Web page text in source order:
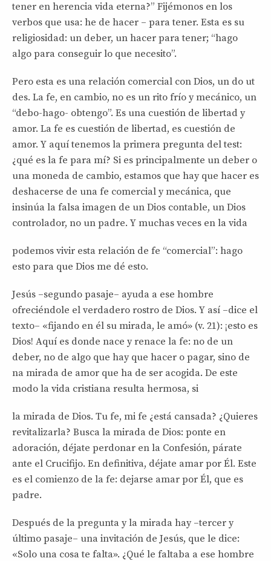
tener en herencia vida eterna?” Fijémonos en los
verbos que usa: he de hacer – para tener. Esta es su
religiosidad: un deber, un hacer para tener; “hago
algo para conseguir lo que necesito”.
Pero esta es una relación comercial con Dios, un do ut
des. La fe, en cambio, no es un rito frío y mecánico, un
“debo-hago- obtengo”. Es una cuestión de libertad y
amor. La fe es cuestión de libertad, es cuestión de
amor. Y aquí tenemos la primera pregunta del test:
¿qué es la fe para mí? Si es principalmente un deber o
una moneda de cambio, estamos que hay que hacer es
deshacerse de una fe comercial y mecánica, que
insinúa la falsa imagen de un Dios contable, un Dios
controlador, no un padre. Y muchas veces en la vida
podemos vivir esta relación de fe “comercial”: hago
esto para que Dios me dé esto.
Jesús –segundo pasaje– ayuda a ese hombre
ofreciéndole el verdadero rostro de Dios. Y así –dice el
texto– «fijando en él su mirada, le amó» (v. 21): ¡esto es
Dios! Aquí es donde nace y renace la fe: no de un
deber, no de algo que hay que hacer o pagar, sino de
na mirada de amor que ha de ser acogida. De este
modo la vida cristiana resulta hermosa, si
la mirada de Dios. Tu fe, mi fe ¿está cansada? ¿Quieres
revitalizarla? Busca la mirada de Dios: ponte en
adoración, déjate perdonar en la Confesión, párate
ante el Crucifijo. En definitiva, déjate amar por Él. Este
es el comienzo de la fe: dejarse amar por Él, que es
padre.
Después de la pregunta y la mirada hay –tercer y
último pasaje– una invitación de Jesús, que le dice:
«Solo una cosa te falta». ¿Qué le faltaba a ese hombre